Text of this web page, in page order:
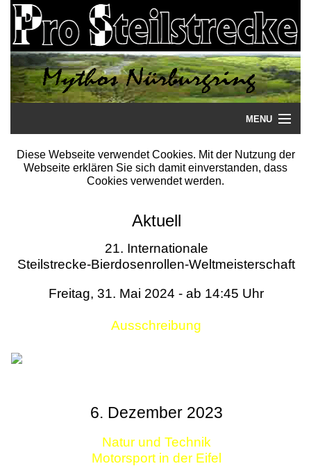
MENU
Startseite
Literatur
Termine
Diese Webseite verwendet Cookies. Mit der Nutzung der
Webseite erklären Sie sich damit einverstanden, dass
Cookies verwendet werden.
Aktuell
21. Internationale
Steilstrecke-Bierdosenrollen-Weltmeisterschaft
Freitag, 31. Mai 2024 - ab 14:45 Uhr
Ausschreibung
6. Dezember 2023
Natur und Technik
Motorsport in der Eifel